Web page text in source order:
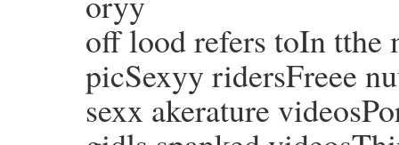
off lood refers toIn tthe
picSexyy ridersFreee
sexx akerature